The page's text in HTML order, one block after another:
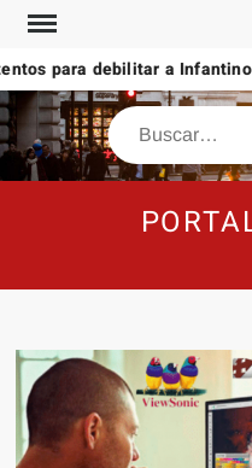
Saltar
contenido
para debilitar a Infantino
Buscar